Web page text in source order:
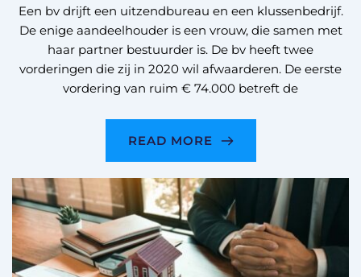
Een bv drijft een uitzendbureau en een klussenbedrijf.
De enige aandeelhouder is een vrouw, die samen met
haar partner bestuurder is. De bv heeft twee
vorderingen die zij in 2020 wil afwaarderen. De eerste
vordering van ruim € 74.000 betreft de
READ MORE